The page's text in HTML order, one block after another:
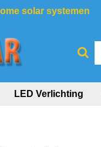
solar systemen
LED Verlichting